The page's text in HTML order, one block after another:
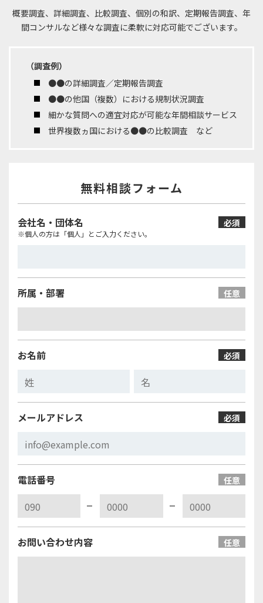
概要調査、詳細調査、比較調査、個別の和訳、定期報告調査、年
間コンサルなど様々な調査に柔軟に対応可能でございます。
（調査例）
●●の詳細調査／定期報告調査
●●の他国（複数）における規制状況調査
細かな質問への適宜対応が可能な年間相談サービス
世界複数ヵ国における●●の比較調査 など
無料相談フォーム
会社名・団体名 必須
※個人の方は「個人」とご入力ください。
所属・部署 任意
お名前 必須
メールアドレス 必須
電話番号 任意
お問い合わせ内容 任意